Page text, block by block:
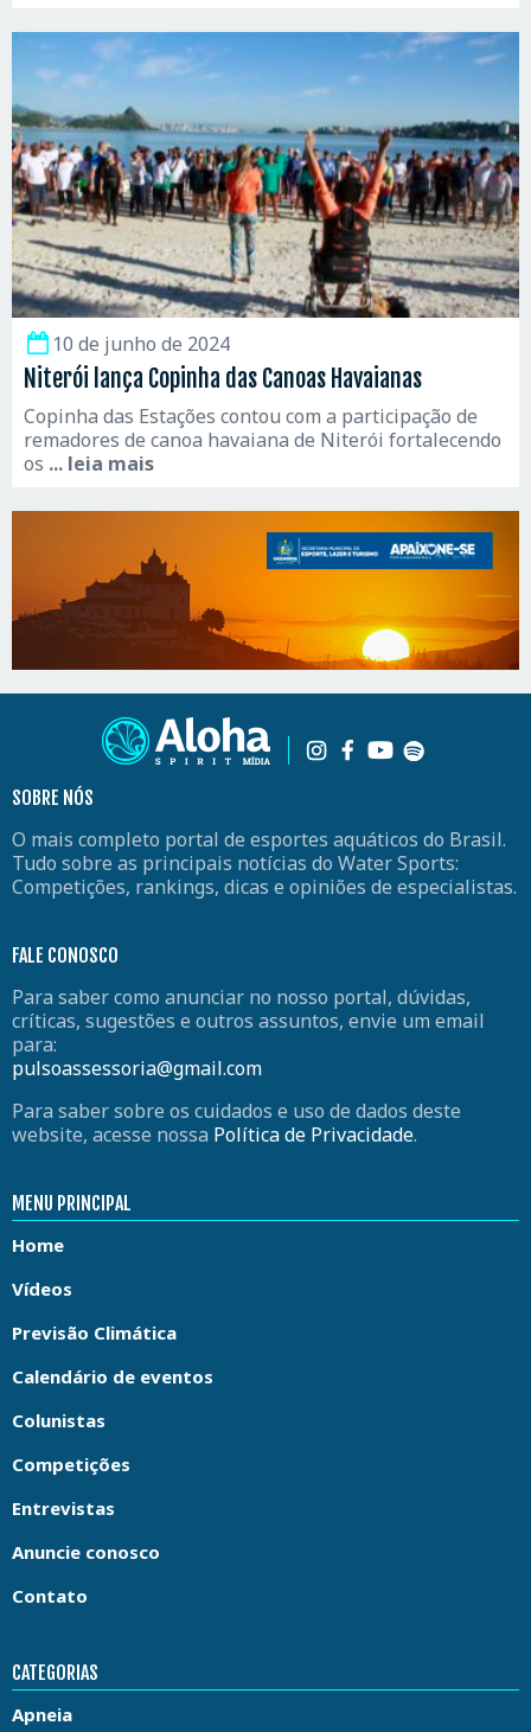
10 de junho de 2024
Niterói lança Copinha das Canoas Havaianas
Copinha das Estações contou com a participação de
remadores de canoa havaiana de Niterói fortalecendo
os ... leia mais
SOBRE NÓS
O mais completo portal de esportes aquáticos do Brasil.
Tudo sobre as principais notícias do Water Sports:
Competições, rankings, dicas e opiniões de especialistas.
FALE CONOSCO
Para saber como anunciar no nosso portal, dúvidas,
críticas, sugestões e outros assuntos, envie um email
para:
pulsoassessoria@gmail.com
Para saber sobre os cuidados e uso de dados deste
website, acesse nossa Política de Privacidade.
MENU PRINCIPAL
Home
Vídeos
Previsão Climática
Calendário de eventos
Colunistas
Competições
Entrevistas
Anuncie conosco
Contato
CATEGORIAS
Apneia